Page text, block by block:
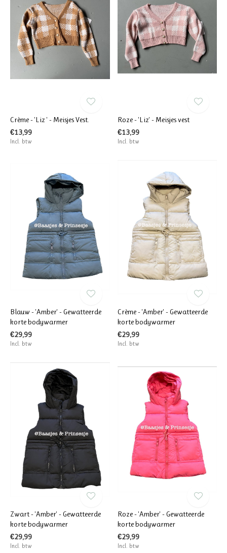
Crème - 'Liz ' - Meisjes Vest.
€13,99
Incl. btw
Roze - 'Liz' - Meisjes vest
€13,99
Incl. btw
Blauw - 'Amber' - Gewatteerde
korte bodywarmer
€29,99
Incl. btw
Crème - 'Amber' - Gewatteerde
korte bodywarmer
€29,99
Incl. btw
Zwart - 'Amber' - Gewatteerde
korte bodywarmer
€29,99
Incl. btw
Roze - 'Amber' - Gewatteerde
korte bodywarmer
€29,99
Incl. btw